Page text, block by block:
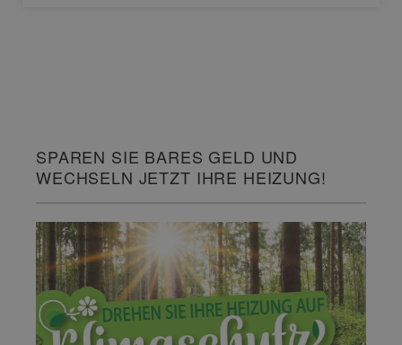
SPAREN SIE BARES GELD UND
WECHSELN JETZT IHRE HEIZUNG!